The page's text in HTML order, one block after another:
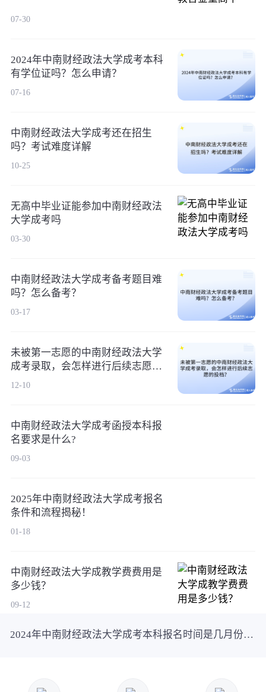
07-30
2024年中南财经政法大学成考本科
有学位证吗？怎么申请？
07-16
中南财经政法大学成考还在招生
吗？考试难度详解
10-25
无高中毕业证能参加中南财经政法
大学成考吗
03-30
中南财经政法大学成考备考题目难
吗？怎么备考？
03-17
未被第一志愿的中南财经政法大学
成考录取，会怎样进行后续志愿的
投档？
12-10
中南财经政法大学成考函授本科报
名要求是什么?
09-03
2025年中南财经政法大学成考报名
条件和流程揭秘！
01-18
中南财经政法大学成教学费费用是
多少钱？
09-12
2024年中南财经政法大学成考本科报名时间是几月份？报名步骤是什么？